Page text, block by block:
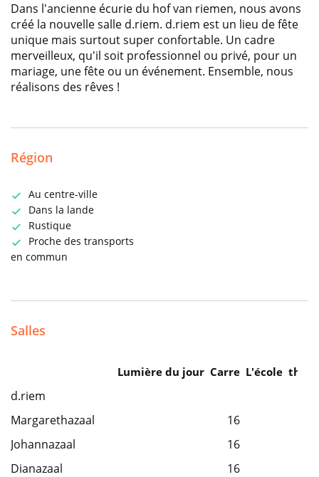
Dans l'ancienne écurie du hof van riemen, nous avons
créé la nouvelle salle d.riem. d.riem est un lieu de fête
unique mais surtout super confortable. Un cadre
merveilleux, qu'il soit professionnel ou privé, pour un
mariage, une fête ou un événement. Ensemble, nous
réalisons des rêves !
Région
Au centre-ville
Dans la lande
Rustique
Proche des transports
en commun
Salles
Lumière du jour Carre L'école
d.riem
Margarethazaal
16
Johannazaal
16
Dianazaal
16